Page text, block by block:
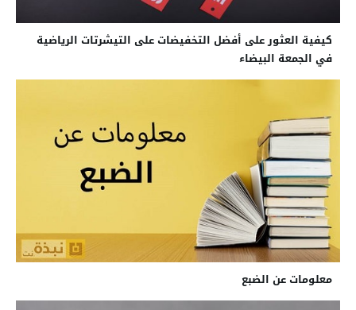
كيفية العثور على أفضل التخفيضات على التيشرتات الرياضية
في الجمعة البيضاء
معلومات عن الضبع